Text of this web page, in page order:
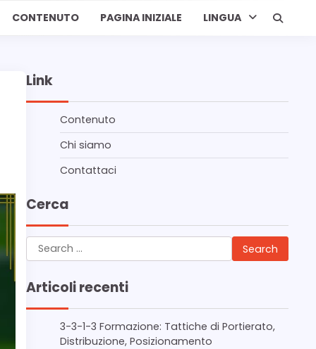
CONTENUTO PAGINA INIZIALE LINGUA
Link
Contenuto
Chi siamo
Contattaci
Cerca
Search
for:
Articoli recenti
3-3-1-3 Formazione: Tattiche di Portierato,
Distribuzione, Posizionamento